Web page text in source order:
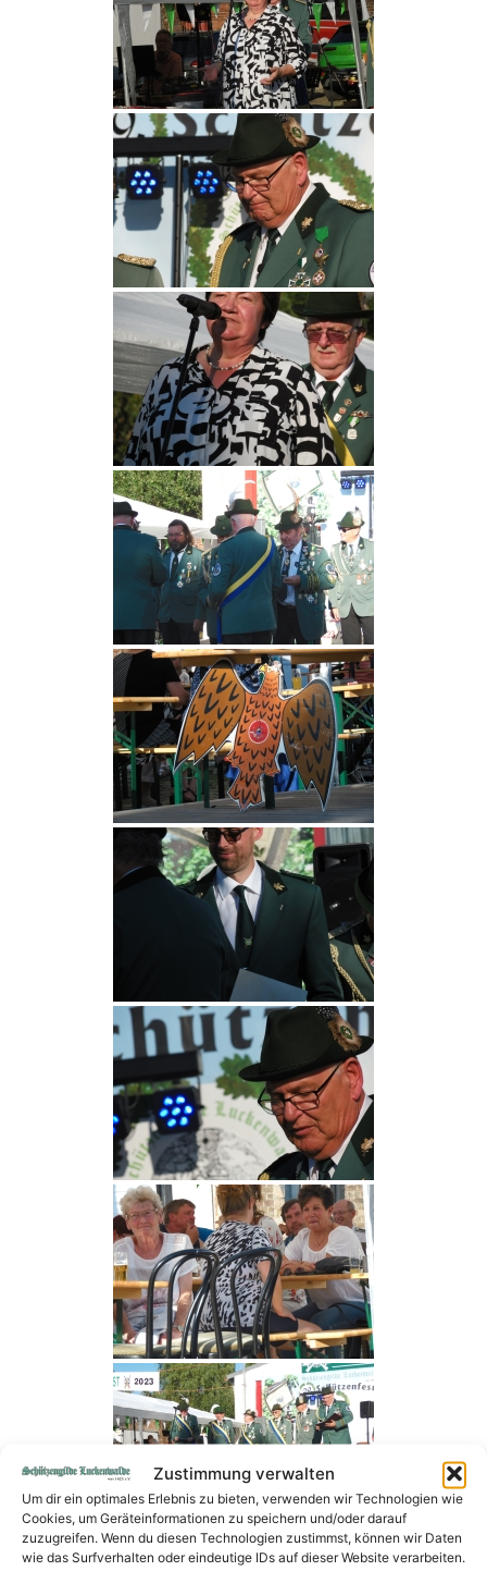
Zustimmung verwalten
Um dir ein optimales Erlebnis zu bieten, verwenden wir Technologien wie
Cookies, um Geräteinformationen zu speichern und/oder darauf
zuzugreifen. Wenn du diesen Technologien zustimmst, können wir Daten
wie das Surfverhalten oder eindeutige IDs auf dieser Website verarbeiten.